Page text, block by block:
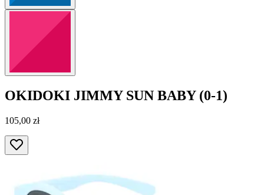
OKIDOKI JIMMY SUN BABY (0-1)
105,00 zł